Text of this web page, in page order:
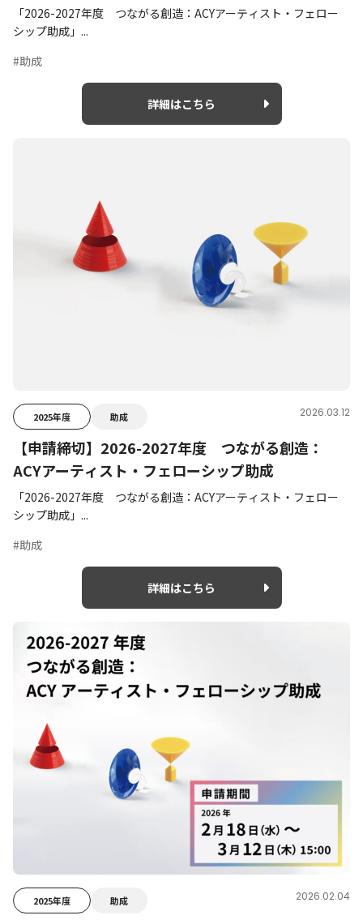
「2026-2027年度 つながる創造：ACYアーティスト・フェロー
シップ助成」...
#助成
詳細はこちら
2025年度 助成 2026.03.12
【申請締切】2026-2027年度 つながる創造：
ACYアーティスト・フェローシップ助成
「2026-2027年度 つながる創造：ACYアーティスト・フェロー
シップ助成」...
#助成
詳細はこちら
2025年度 助成 2026.02.04